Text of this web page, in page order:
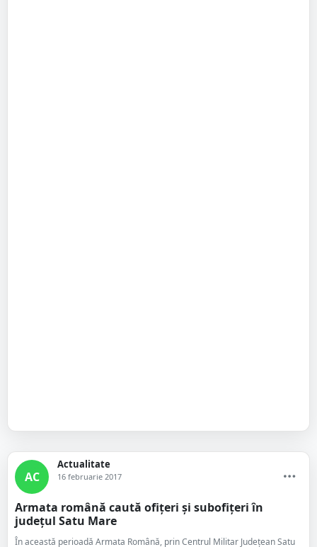
AC
Actualitate
16 februarie 2017
Armata română caută ofițeri și subofițeri în
județul Satu Mare
În această perioadă Armata Română, prin Centrul Militar Judeţean Satu